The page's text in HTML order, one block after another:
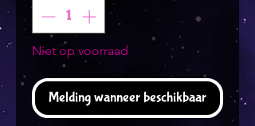
Niet op voorraad
Melding wanneer beschikbaar